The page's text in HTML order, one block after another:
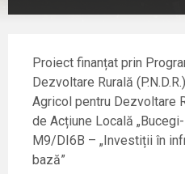
Proiect finanțat prin
Dezvoltare Rurală
Agricol pentru Dezvoltare
de Acțiune Locală
M9/DI6B – „Investiții în
bază”